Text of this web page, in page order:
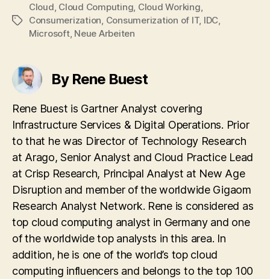
Tags
Cloud Cloud Computing Cloud Working
Consumerization Consumerization of IT, IDC
Microsoft, Neue Arbeiten
By Rene Buest
Rene Buest is Gartner Analyst covering
Infrastructure Services & Digital Operations. Prior
to that he was Director of Technology Research
at Arago, Senior Analyst and Cloud Practice Lead
at Crisp Research, Principal Analyst at New Age
Disruption and member of the worldwide Gigaom
Research Analyst Network. Rene is considered as
top cloud computing analyst in Germany and one
of the worldwide top analysts in this area. In
addition, he is one of the world’s top cloud
computing influencers and belongs to the top 100